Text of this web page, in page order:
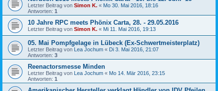
Letzter Beitrag von Simon K. « Mo 30. Mai 2016, 18:16
Antworten: 1
10 Jahre RPC meets Phönix Carta, 28. - 29.05.2016
Letzter Beitrag von Simon K. « Mi 11. Mai 2016, 19:13
05. Mai Pompfgelage in Lübeck (Ex-Schwertmeisterplatz)
Letzter Beitrag von Lea Jochum « Di 3. Mai 2016, 21:07
Antworten: 3
Reenactorsmesse Minden
Letzter Beitrag von Lea Jochum « Mo 14. Mär 2016, 23:15
Antworten: 1